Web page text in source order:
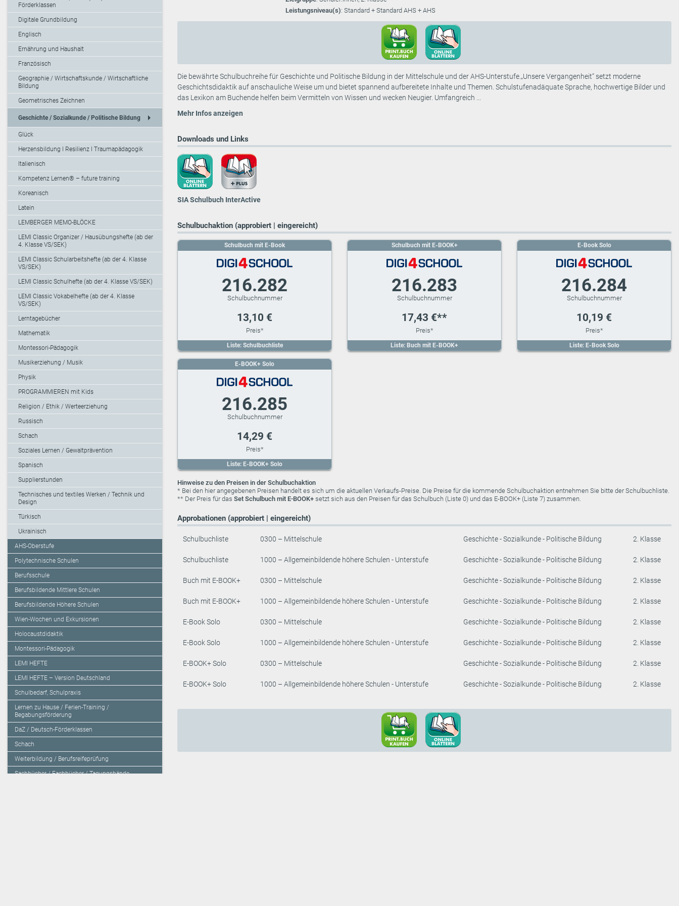
Förderklassen
Digitale Grundbildung
Englisch
Ernährung und Haushalt
Französisch
Geographie / Wirtschaftskunde / Wirtschaftliche
Bildung
Geometrisches Zeichnen
Geschichte / Sozialkunde / Politische Bildung arrow_right
Glück
Herzensbildung I Resilienz I Traumapädagogik
Italienisch
Kompetenz Lernen® – future training
Koreanisch
Latein
LEMBERGER MEMO-BLÖCKE
LEMI Classic Organizer / Hausübungshefte (ab der
4. Klasse VS/SEK)
LEMI Classic Schularbeitshefte (ab der 4. Klasse
VS/SEK)
LEMI Classic Schulhefte (ab der 4. Klasse VS/SEK)
LEMI Classic Vokabelhefte (ab der 4. Klasse
VS/SEK)
Lerntagebücher
Mathematik
Montessori-Pädagogik
Musikerziehung / Musik
Physik
PROGRAMMIEREN mit Kids
Religion / Ethik / Werteerziehung
Russisch
Schach
Soziales Lernen / Gewaltprävention
Spanisch
Supplierstunden
Technisches und textiles Werken / Technik und
Design
Türkisch
Ukrainisch
AHS-Oberstufe
Polytechnische Schulen
Berufsschule
Berufsbildende Mittlere Schulen
Berufsbildende Höhere Schulen
Wien-Wochen und Exkursionen
Holocaustdidaktik
Montessori-Pädagogik
LEMI HEFTE
LEMI HEFTE – Version Deutschland
Schulbedarf, Schulpraxis
Lernen zu Hause / Ferien-Training /
Begabungsförderung
DaZ / Deutsch-Förderklassen
Schach
Weiterbildung / Berufsreifeprüfung
Sachbücher / Fachbücher / Tagungsbände
Leistungsniveau(s): Standard + Standard AHS + AHS
Die bewährte Schulbuch­reihe für Geschichte und Politische Bildung in der Mittelschule und der AHS-Unterstufe.„Unsere Vergangenheit“ setzt moderne
Geschichts­didaktik auf anschauliche Weise um und bietet spannend aufbereitete Inhalte und Themen. Schul­stufen­adäquate Sprache, hochwertige Bilder und
das Lexikon am Buchende helfen beim Vermitteln von Wissen und wecken Neugier. Umfangreich ...
Mehr Infos anzeigen
Downloads und Links
SIA Schulbuch InterActive
Schulbuchaktion (approbiert | eingereicht)
Liste: Schulbuchliste
Schulbuch mit E-Book
216.282
13,10 €
Liste: Buch mit E-BOOK+
Schulbuch mit E-BOOK+
216.283
17,43 €**
Liste: E-Book Solo
E-Book Solo
216.284
10,19 €
Liste: E-BOOK+ Solo
E-BOOK+ Solo
216.285
14,29 €
Hinweise zu den Preisen in der Schulbuchaktion
* Bei den hier angegebenen Preisen handelt es sich um die aktuellen Verkaufs-Preise. Die Preise für die kommende Schulbuchaktion entnehmen Sie bitte der Schulbuchliste.
** Der Preis für das Set Schulbuch mit E-BOOK+ setzt sich aus den Preisen für das Schulbuch (Liste 0) und das E-BOOK+ (Liste 7) zusammen.
Approbationen (approbiert | eingereicht)
Schulbuchliste 0300 – Mittelschule Geschichte - Sozialkunde - Politische Bildung 2. Klasse
Schulbuchliste 1000 – Allgemeinbildende höhere Schulen - Unterstufe Geschichte - Sozialkunde - Politische Bildung 2. Klasse
Buch mit E-BOOK+ 0300 – Mittelschule Geschichte - Sozialkunde - Politische Bildung 2. Klasse
Buch mit E-BOOK+ 1000 – Allgemeinbildende höhere Schulen - Unterstufe Geschichte - Sozialkunde - Politische Bildung 2. Klasse
E-Book Solo 0300 – Mittelschule Geschichte - Sozialkunde - Politische Bildung 2. Klasse
E-Book Solo 1000 – Allgemeinbildende höhere Schulen - Unterstufe Geschichte - Sozialkunde - Politische Bildung 2. Klasse
E-BOOK+ Solo 0300 – Mittelschule Geschichte - Sozialkunde - Politische Bildung 2. Klasse
E-BOOK+ Solo 1000 – Allgemeinbildende höhere Schulen - Unterstufe Geschichte - Sozialkunde - Politische Bildung 2. Klasse